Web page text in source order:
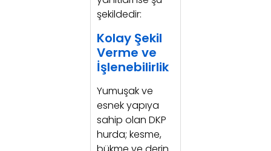
şekildedir:
Kolay Şekil
Verme ve
İşlenebilirlik
Yumuşak ve
esnek yapıya
sahip olan DKP
hurda; kesme,